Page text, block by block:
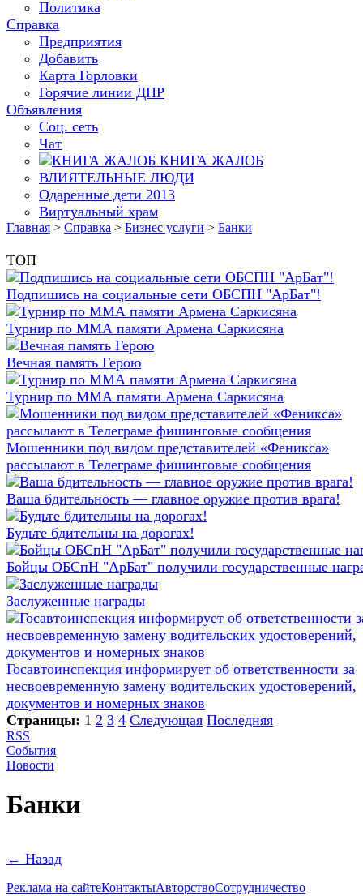
Политика
Справка
Предприятия
Добавить
Карта Горловки
Горячие линии ДНР
Объявления
Соц. сеть
Чат
КНИГА ЖАЛОБ
ВЛИЯТЕЛЬНЫЕ ЛЮДИ
Одаренные дети 2013
Виртуальный храм
Главная > Справка > Бизнес услуги > Банки
ТОП
Подпишись на социальные сети ОБСПН "АрБат"!
Турнир по ММА памяти Армена Саркисяна
Вечная память Герою
Турнир по ММА памяти Армена Саркисяна
Мошенники под видом представителей «Феникса»
рассылают в Телеграме фишинговые сообщения
Ваша бдительность — главное оружие против врага!
Будьте бдительны на дорогах!
Бойцы ОБСпН "АрБат" получили государственные
Заслуженные награды
Госавтоинспекция информирует об ответственности за
несвоевременную замену водительских удостоверений,
документов и номерных знаков
Страницы: 1 2 3 4 Следующая Последняя
RSS
События
Новости
Банки
← Назад
Реклама на сайтеКонтактыАвторствоСотрудничество